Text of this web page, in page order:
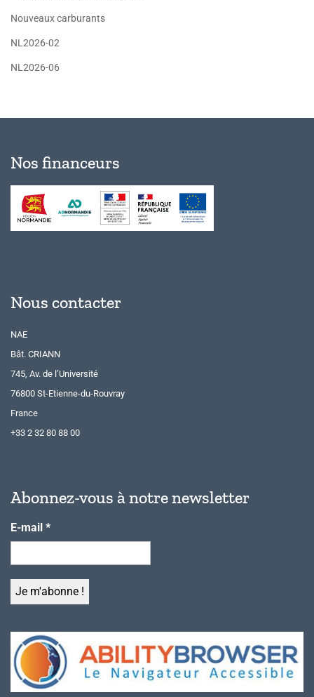
Nouveaux carburants
NL2026-02
NL2026-06
Nos financeurs
Nous contacter
NAE
Bât. CRIANN
745, Av. de l’Université
76800 St-Etienne-du-Rouvray
France
+33 2 32 80 88 00
Abonnez-vous à notre newsletter
E-mail *